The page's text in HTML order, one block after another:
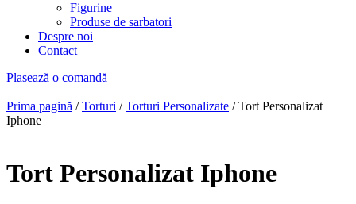
Figurine
Produse de sarbatori
Despre noi
Contact
Plasează o comandă
Prima pagină /Torturi /Torturi Personalizate / Tort Personalizat
Iphone
Tort Personalizat Iphone